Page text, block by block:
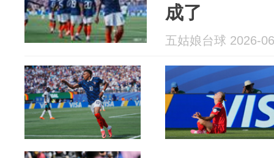
成了
五姑娘台球 2026-